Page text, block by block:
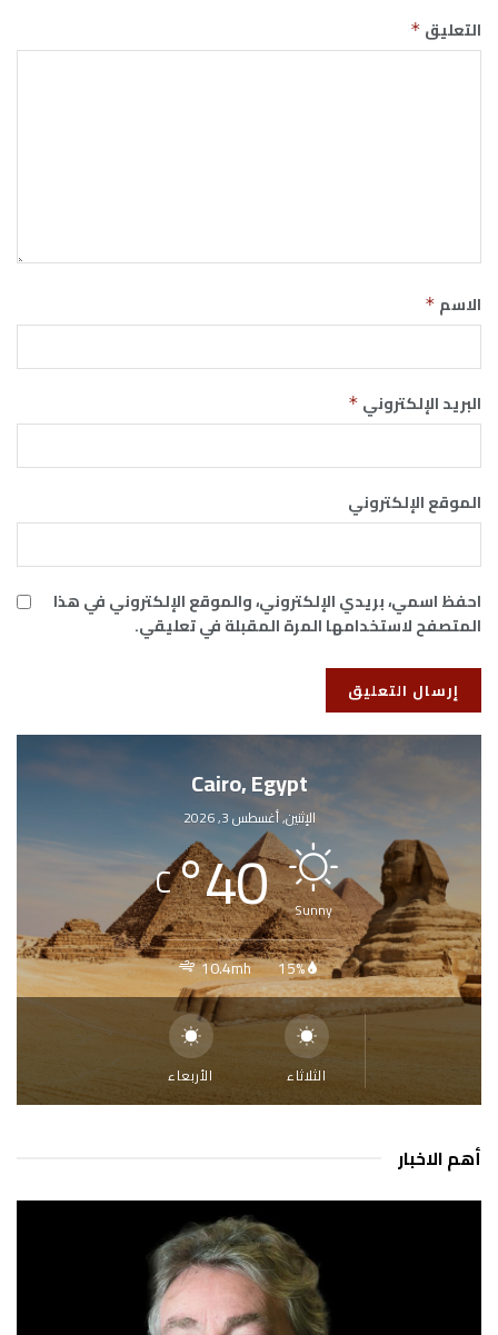
التعليق *
الاسم *
البريد الإلكتروني *
الموقع الإلكتروني
احفظ اسمي، بريدي الإلكتروني، والموقع الإلكتروني في هذا
المتصفح لاستخدامها المرة المقبلة في تعليقي.
Cairo, Egypt
الإثنين, أغسطس 3, 2026
Sunny
40
°
C
15%
10.4mh
الثلاثاء الأربعاء
أهم الاخبار